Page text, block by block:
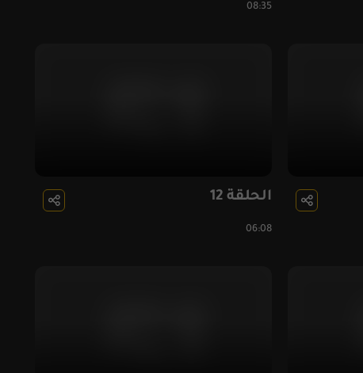
08:35
الحلقة 12
06:08